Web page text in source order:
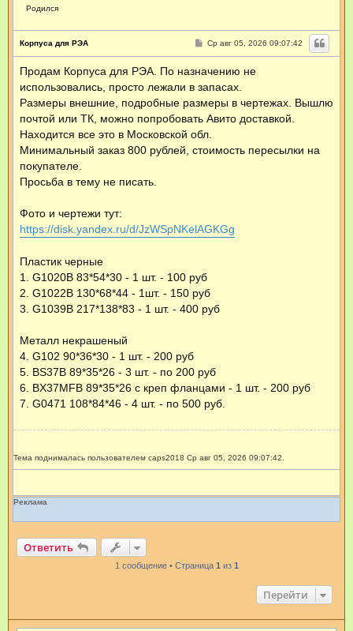
Родился
Корпуса для РЭА
С
б
е
и
е
Ср авг 05, 2026 09:07:42
Продам Корпуса для РЭА. По назначению не
использовались, просто лежали в запасах.
Размеры внешние, подробные размеры в чертежах. Вышлю
почтой или ТК, можно попробовать Авито доставкой.
Находится все это в Московской обл.
Минимальный заказ 800 рублей, стоимость пересылки на
покупателе.
Просьба в тему не писать.
Фото и чертежи тут:
https://disk.yandex.ru/d/JzWSpNKelAGKGg
Пластик черные
1. G1020B 83*54*30 - 1 шт. - 100 руб
2. G1022B 130*68*44 - 1шт. - 150 руб
3. G1039B 217*138*83 - 1 шт. - 400 руб
Металл некрашеный
4. G102 90*36*30 - 1 шт. - 200 руб
5. BS37B 89*35*26 - 3 шт. - по 200 руб
6. BX37MFB 89*35*26 с креп фланцами - 1 шт. - 200 руб
7. G0471 108*84*46 - 4 шт. - по 500 руб.
Тема поднималась пользователем caps2018 Ср авг 05, 2026 09:07:42.
Реклама
Ответить
1 сообщение • Страница 1 из 1
Перейти